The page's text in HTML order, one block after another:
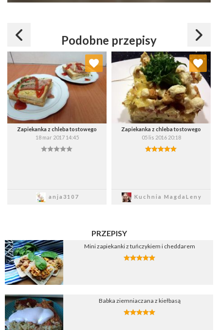
Podobne przepisy
Zapiekanka z chleba tostowego
18 mar 2017 14:45
anja3107
Dodaj do ulubionych
Wybierz listę:
Zapisz
Zapiekanka z chleba tostowego
05 lis 2016 20:18
Kuchnia MagdaLeny
Dodaj do ulubionych
Wybierz listę:
PRZEPISY
Mini zapiekanki z tuńczykiem i cheddarem
Babka ziemniaczana z kiełbasą